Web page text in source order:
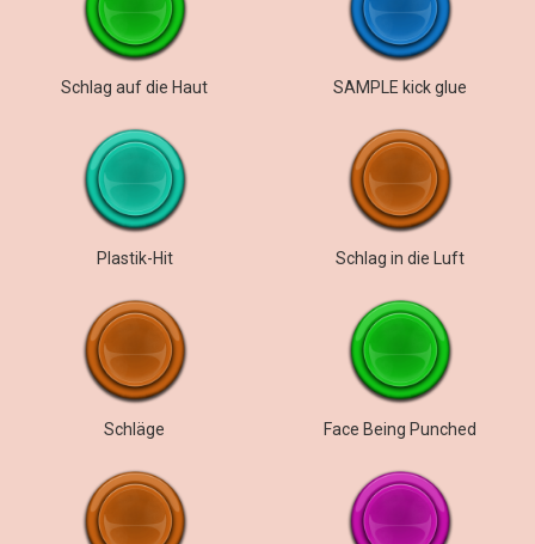
Schlag auf die Haut SAMPLE kick glue
Plastik-Hit Schlag in die Luft
Schläge Face Being Punched